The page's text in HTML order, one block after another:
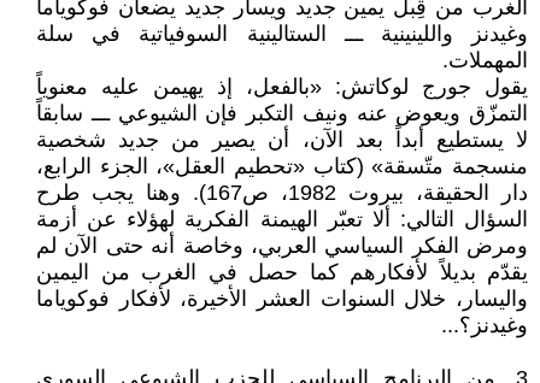
الغرب من قِبل يمين جديد ويسار جديد يضعان فوكوياما
وغيدنز واللينينية ـــ الستالينية السوفياتية في سلة
المهملات.
يقول جورج لوكاتش: «بالفعل، إذ يهيمن عليه معنوياً
التمزّق ويعوض عنه ونيف التكبر فإن الشيوعي ـــ سابقاً
لا يستطيع أبداً بعد الآن، أن يصير من جديد شخصية
منسجمة متّسقة» (كتاب «تحطيم العقل»، الجزء الرابع،
دار الحقيقة، بيروت 1982، ص167). وهنا يجب طرح
السؤال التالي: ألا تعبّر الهيمنة الفكرية لهؤلاء عن أزمة
ومرض الفكر السياسي العربي، وخاصة أنه حتى الآن لم
يقدّم بديلاً لأفكارهم كما حصل في الغرب من اليمين
واليسار، خلال السنوات العشر الأخيرة، لأفكار فوكوياما
وغيدنز؟...